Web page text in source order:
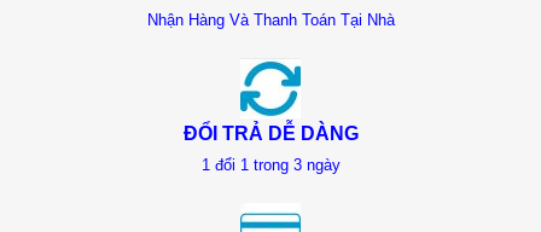
Nhận Hàng Và Thanh Toán Tại Nhà
ĐỔI TRẢ DỄ DÀNG
1 đổi 1 trong 3 ngày